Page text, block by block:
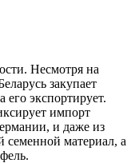
Несмотря на
закупает
экспортирует.
импорт
и даже из
семенной материал, а